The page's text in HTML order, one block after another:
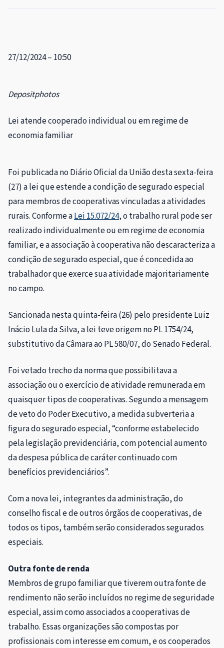
27/12/2024 – 10:50
Depositphotos
Lei atende cooperado individual ou em regime de
economia familiar
Foi publicada no Diário Oficial da União desta sexta-feira
(27) a lei que estende a condição de segurado especial
para membros de cooperativas vinculadas a atividades
rurais. Conforme aLei 15.072/24, o trabalho rural pode ser
realizado individualmente ou em regime de economia
familiar, e a associação à cooperativa não descaracteriza a
condição de segurado especial, que é concedida ao
trabalhador que exerce sua atividade majoritariamente
no campo.
Sancionada nesta quinta-feira (26) pelo presidente Luiz
Inácio Lula da Silva, a lei teve origem no PL 1754/24,
substitutivoda Câmara ao PL 580/07, do Senado Federal.
Foivetado trecho da norma que possibilitava a
associação ou o exercício de atividade remunerada em
quaisquer tipos de cooperativas. Segundo a mensagem
de veto do Poder Executivo, a medida subverteria a
figura do segurado especial, “conforme estabelecido
pela legislação previdenciária, com potencial aumento
da despesa pública de caráter continuado com
benefícios previdenciários”.
Com a nova lei, integrantes da administração, do
conselho fiscal e de outros órgãos de cooperativas, de
todos os tipos, também serão considerados segurados
especiais.
Outra fonte de renda
Membros de grupo familiar que tiverem outra fonte de
rendimento não serão incluídos no regime de seguridade
especial, assim como associados a cooperativas de
trabalho. Essas organizações são compostas por
profissionais com interesse em comum, e os cooperados